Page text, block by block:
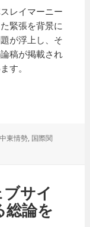
レイマーニー
緊張を背景に
が浮上し、そ
稿が掲載され
す。
中東情勢, 国際関
ブサイ
総論を